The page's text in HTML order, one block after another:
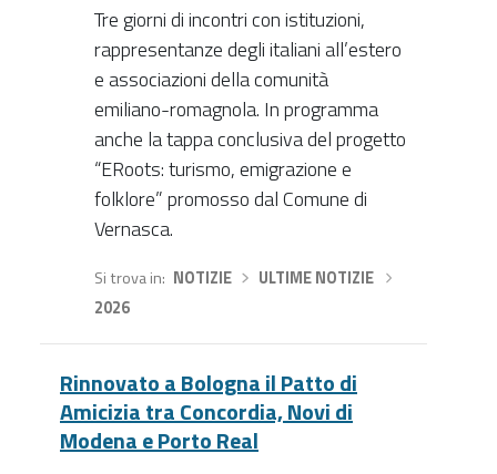
Tre giorni di incontri con istituzioni,
rappresentanze degli italiani all’estero
e associazioni della comunità
emiliano-romagnola. In programma
anche la tappa conclusiva del progetto
“ERoots: turismo, emigrazione e
folklore” promosso dal Comune di
Vernasca.
Si trova in NOTIZIE› ULTIME NOTIZIE
2026
Rinnovato a Bologna il Patto di
Amicizia tra Concordia, Novi di
Modena e Porto Real